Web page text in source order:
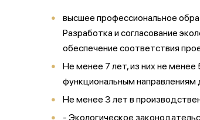
высшее профессиональное
Разработка и согласование
обеспечение соответствия
Не менее 7 лет, из них не
функциональным
Не менее 3 лет в
- Экологическое